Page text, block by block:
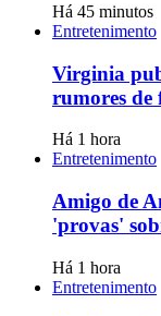
Há 45 minutos
Entretenimento
Virginia
rumores de
Há 1 hora
Entretenimento
Amigo de
'provas'
Há 1 hora
Entretenimento